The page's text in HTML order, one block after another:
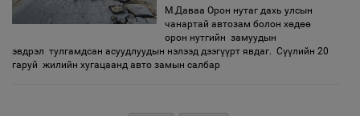
М.Даваа Орон нутаг дахь улсын
чанартай автозам болон хөдөө
орон нутгийн замуудын
эвдрэл тулгамдсан асуудлуудын нэлээд дээгүүрт явдаг. Сүүлийн 20
гаруй жилийн хугацаанд авто замын салбар